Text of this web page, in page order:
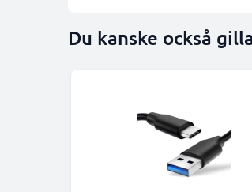
Du kanske också